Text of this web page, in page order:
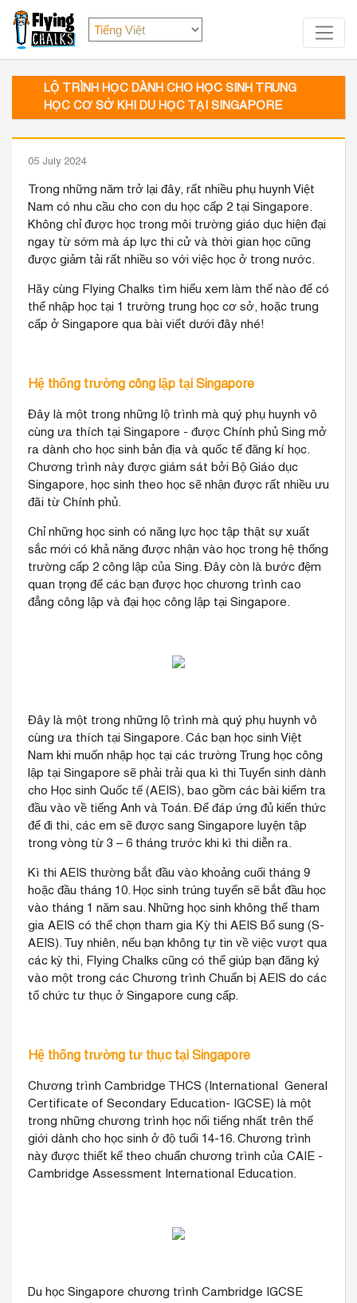
LỘ TRÌNH HỌC DÀNH CHO HỌC SINH TRUNG
HỌC CƠ SỞ KHI DU HỌC TẠI SINGAPORE
05 July 2024
Trong những năm trở lại đây, rất nhiều phụ huynh Việt
Nam có nhu cầu cho con du học cấp 2 tại Singapore.
Không chỉ được học trong môi trường giáo dục hiện đại
ngay từ sớm mà áp lực thi cử và thời gian học cũng
được giảm tải rất nhiều so với việc học ở trong nước.
Hãy cùng Flying Chalks tìm hiểu xem làm thế nào để có
thể nhập học tại 1 trường trung học cơ sở, hoặc trung
cấp ở Singapore qua bài viết dưới đây nhé!
Hệ thống trường công lập tại Singapore
Đây là một trong những lộ trình mà quý phụ huynh vô
cùng ưa thích tại Singapore - được Chính phủ Sing mở
ra dành cho học sinh bản địa và quốc tế đăng kí học.
Chương trình này được giám sát bởi Bộ Giáo dục
Singapore, học sinh theo học sẽ nhận được rất nhiều ưu
đãi từ Chính phủ.
Chỉ những học sinh có năng lực học tập thật sự xuất
sắc mới có khả năng được nhận vào học trong hệ thống
trường cấp 2 công lập của Sing. Đây còn là bước đệm
quan trọng để các bạn được học chương trình cao
đẳng công lập và đại học công lập tại Singapore.
Đây là một trong những lộ trình mà quý phụ huynh vô
cùng ưa thích tại Singapore. Các bạn học sinh Việt
Nam khi muốn nhập học tại các trường Trung học công
lập tại Singapore sẽ phải trải qua kì thi Tuyển sinh dành
cho Học sinh Quốc tế (AEIS), bao gồm các bài kiểm tra
đầu vào về tiếng Anh và Toán. Để đáp ứng đủ kiến thức
để đi thi, các em sẽ được sang Singapore luyện tập
trong vòng từ 3 – 6 tháng trước khi kì thi diễn ra.
Kì thi AEIS thường bắt đầu vào khoảng cuối tháng 9
hoặc đầu tháng 10. Học sinh trúng tuyển sẽ bắt đầu học
vào tháng 1 năm sau. Những học sinh không thể tham
gia AEIS có thể chọn tham gia Kỳ thi AEIS Bổ sung (S-
AEIS). Tuy nhiên, nếu bạn không tự tin về việc vượt qua
các kỳ thi, Flying Chalks cũng có thể giúp bạn đăng ký
vào một trong các Chương trình Chuẩn bị AEIS do các
tổ chức tư thục ở Singapore cung cấp.
Hệ thống trường tư thục tại Singapore
Chương trình Cambridge THCS (International General
Certificate of Secondary Education- IGCSE) là một
trong những chương trình học nổi tiếng nhất trên thế
giới dành cho học sinh ở độ tuổi 14-16. Chương trình
này được thiết kế theo chuẩn chương trình của CAIE -
Cambridge Assessment International Education.
Du học Singapore chương trình Cambridge IGCSE